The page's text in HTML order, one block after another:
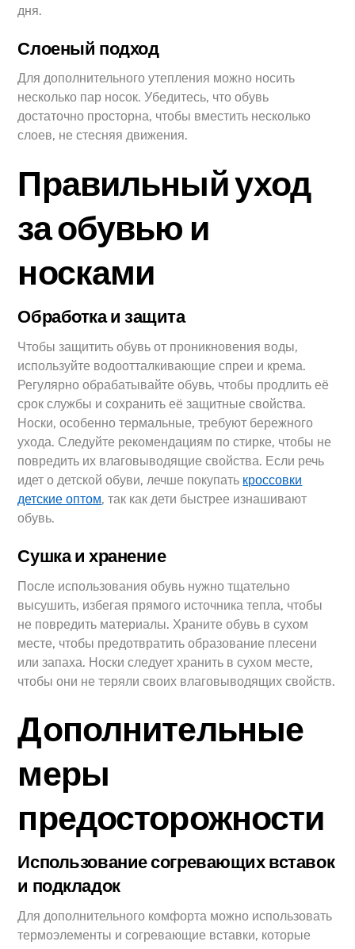
дня.
Слоеный подход
Для дополнительного утепления можно носить
несколько пар носок. Убедитесь, что обувь
достаточно просторна, чтобы вместить несколько
слоев, не стесняя движения.
Правильный уход
за обувью и
носками
Обработка и защита
Чтобы защитить обувь от проникновения воды,
используйте водоотталкивающие спреи и крема.
Регулярно обрабатывайте обувь, чтобы продлить её
срок службы и сохранить её защитные свойства.
Носки, особенно термальные, требуют бережного
ухода. Следуйте рекомендациям по стирке, чтобы не
повредить их влаговыводящие свойства. Если речь
идет о детской обуви, лечше покупать кроссовки
детские оптом, так как дети быстрее изнашивают
обувь.
Сушка и хранение
После использования обувь нужно тщательно
высушить, избегая прямого источника тепла, чтобы
не повредить материалы. Храните обувь в сухом
месте, чтобы предотвратить образование плесени
или запаха. Носки следует хранить в сухом месте,
чтобы они не теряли своих влаговыводящих свойств.
Дополнительные
меры
предосторожности
Использование согревающих вставок
и подкладок
Для дополнительного комфорта можно использовать
термоэлементы и согревающие вставки, которые